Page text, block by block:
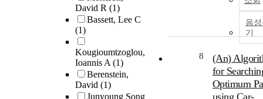
David R (1)
Bassett, Lee C
(1)
Kougioumtzoglou,
Ioannis A(1)
Berenstein,
David (1)
Junyoung Song
음
기
8
(An)
for
Optimum